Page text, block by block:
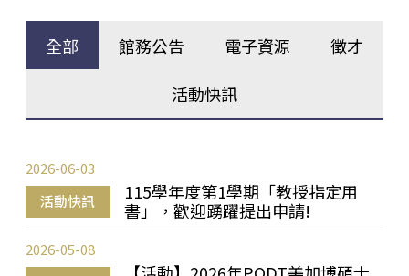
全部 館務公告 電子資源 徵才
活動快訊
活動快訊
115學年度第1學期「教授指定用
書」，歡迎踴躍提出申請!
2026-06-03
2026-05-08